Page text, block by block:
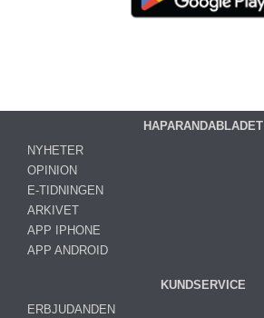
HAPARANDABLADET
NYHETER
OPINION
E-TIDNINGEN
ARKIVET
APP IPHONE
APP ANDROID
KUNDSERVICE
ERBJUDANDEN